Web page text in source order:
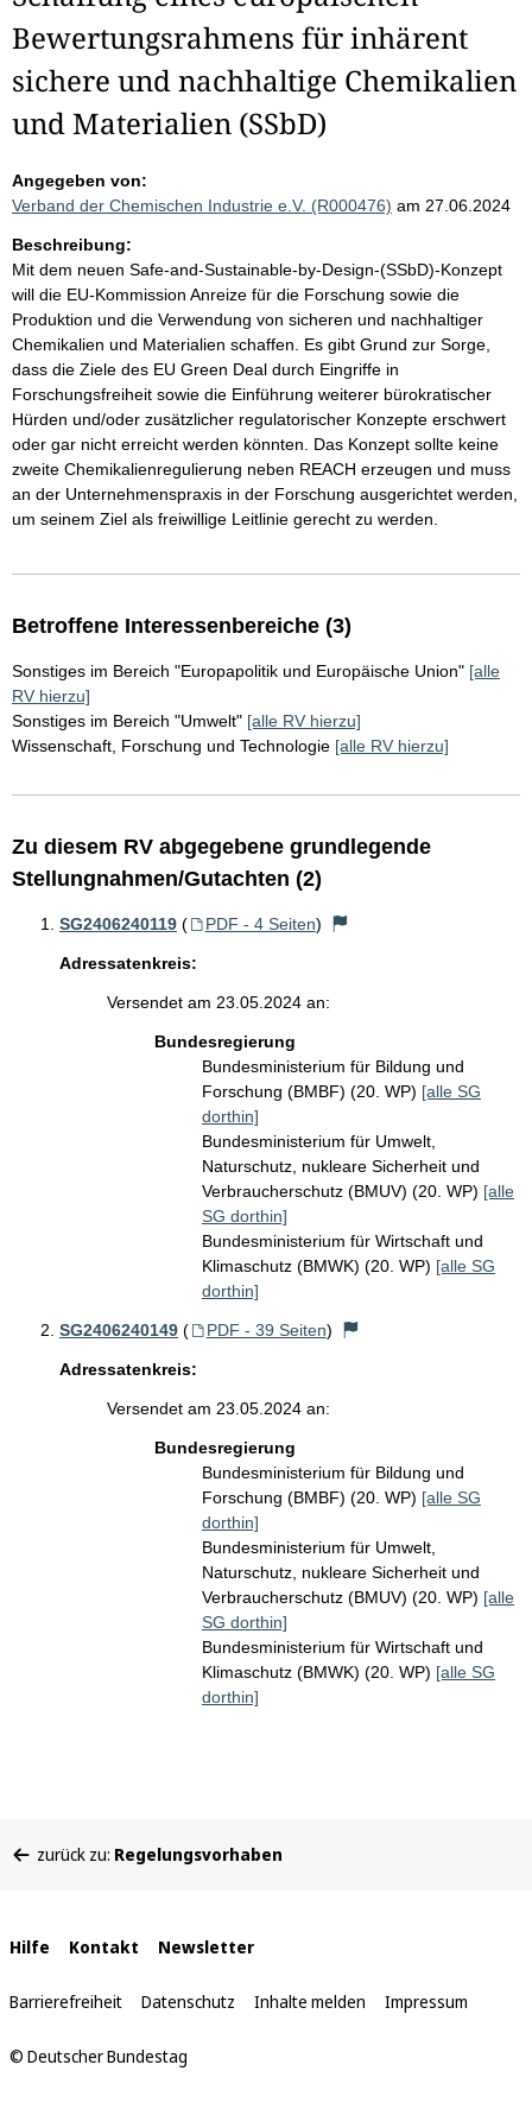
Bewertungsrahmens für inhärent
sichere und nachhaltige Chemikalien
und Materialien (SSbD)
Angegeben von:
Verband der Chemischen Industrie e.V. (R000476) am 27.06.2024
Beschreibung:
Mit dem neuen Safe-and-Sustainable-by-Design-(SSbD)-Konzept
will die EU-Kommission Anreize für die Forschung sowie die
Produktion und die Verwendung von sicheren und nachhaltiger
Chemikalien und Materialien schaffen. Es gibt Grund zur Sorge,
dass die Ziele des EU Green Deal durch Eingriffe in
Forschungsfreiheit sowie die Einführung weiterer bürokratischer
Hürden und/oder zusätzlicher regulatorischer Konzepte erschwert
oder gar nicht erreicht werden könnten. Das Konzept sollte keine
zweite Chemikalienregulierung neben REACH erzeugen und muss
an der Unternehmenspraxis in der Forschung ausgerichtet werden,
um seinem Ziel als freiwillige Leitlinie gerecht zu werden.
Betroffene Interessenbereiche (3)
Sonstiges im Bereich "Europapolitik und Europäische Union" [alle
RV hierzu]
Sonstiges im Bereich "Umwelt" [alle RV hierzu]
Wissenschaft, Forschung und Technologie [alle RV hierzu]
Zu diesem RV abgegebene grundlegende
Stellungnahmen/Gutachten (2)
SG2406240119 ( PDF - 4 Seiten)
Adressatenkreis:
Versendet am 23.05.2024 an:
Bundesregierung
Bundesministerium für Bildung und
Forschung (BMBF) (20. WP) [alle SG
dorthin]
Bundesministerium für Umwelt,
Naturschutz, nukleare Sicherheit und
Verbraucherschutz (BMUV) (20. WP) [alle
SG dorthin]
Bundesministerium für Wirtschaft und
Klimaschutz (BMWK) (20. WP) [alle SG
dorthin]
SG2406240149 ( PDF - 39 Seiten)
Adressatenkreis:
Versendet am 23.05.2024 an:
Bundesregierung
Bundesministerium für Bildung und
Forschung (BMBF) (20. WP) [alle SG
dorthin]
Bundesministerium für Umwelt,
Naturschutz, nukleare Sicherheit und
Verbraucherschutz (BMUV) (20. WP) [alle
SG dorthin]
Bundesministerium für Wirtschaft und
Klimaschutz (BMWK) (20. WP) [alle SG
dorthin]
befinden
zurück zu: Regelungsvorhaben
Interne
Links
Hilfe Kontakt Newsletter
Barrierefreiheit Datenschutz Inhalte melden Impressum
© Deutscher Bundestag